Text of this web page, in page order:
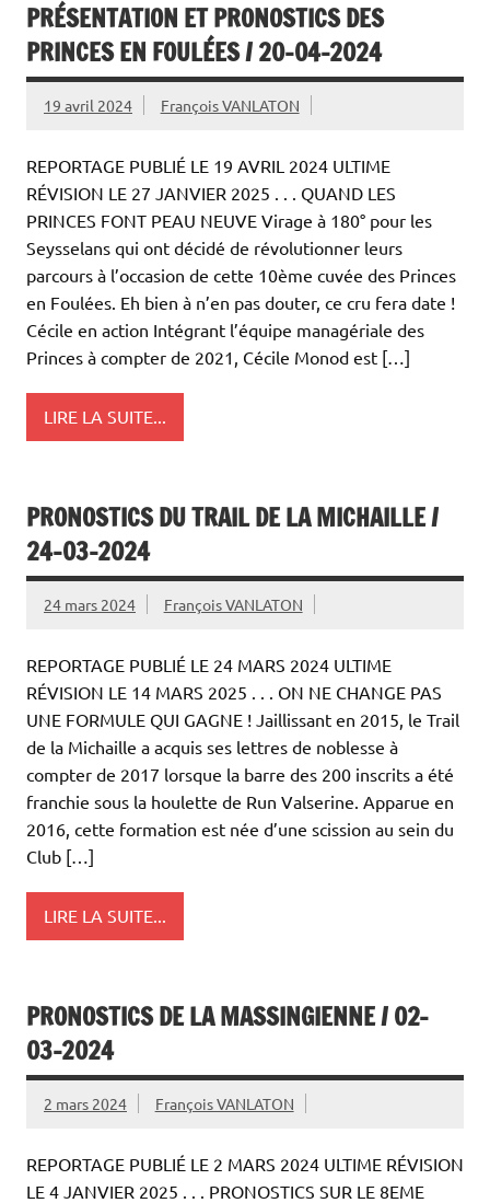
PRÉSENTATION ET PRONOSTICS DES
PRINCES EN FOULÉES / 20-04-2024
19 avril 2024 François VANLATON
REPORTAGE PUBLIÉ LE 19 AVRIL 2024 ULTIME
RÉVISION LE 27 JANVIER 2025 . . . QUAND LES
PRINCES FONT PEAU NEUVE Virage à 180° pour les
Seysselans qui ont décidé de révolutionner leurs
parcours à l’occasion de cette 10ème cuvée des Princes
en Foulées. Eh bien à n’en pas douter, ce cru fera date !
Cécile en action Intégrant l’équipe managériale des
Princes à compter de 2021, Cécile Monod est […]
LIRE LA SUITE...
PRONOSTICS DU TRAIL DE LA MICHAILLE /
24-03-2024
24 mars 2024 François VANLATON
REPORTAGE PUBLIÉ LE 24 MARS 2024 ULTIME
RÉVISION LE 14 MARS 2025 . . . ON NE CHANGE PAS
UNE FORMULE QUI GAGNE ! Jaillissant en 2015, le Trail
de la Michaille a acquis ses lettres de noblesse à
compter de 2017 lorsque la barre des 200 inscrits a été
franchie sous la houlette de Run Valserine. Apparue en
2016, cette formation est née d’une scission au sein du
Club […]
LIRE LA SUITE...
PRONOSTICS DE LA MASSINGIENNE / 02-
03-2024
2 mars 2024 François VANLATON
REPORTAGE PUBLIÉ LE 2 MARS 2024 ULTIME RÉVISION
LE 4 JANVIER 2025 . . . PRONOSTICS SUR LE 8EME